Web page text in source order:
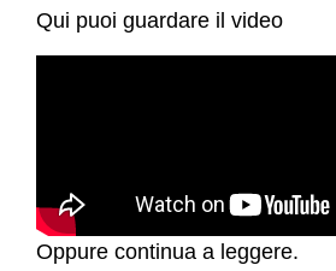
Qui puoi guardare il video
Oppure continua a leggere.